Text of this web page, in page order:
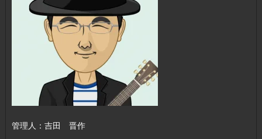
管理人：吉田 晋作